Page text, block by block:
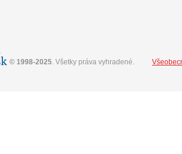
© 1998-2025. Všetky práva vyhradené.